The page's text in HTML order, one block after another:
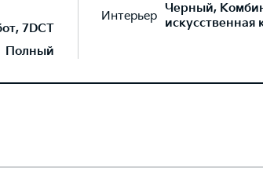
7DCT
Полный
Интерьер Черный,
искусственная